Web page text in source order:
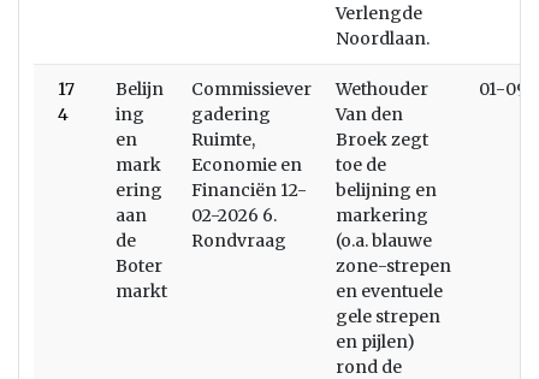
Verlengde
Noordlaan.
17
4
Belijn
ing
en
mark
ering
aan
de
Boter
markt
Commissiever
gadering
Ruimte,
Economie en
Financiën 12-
02-2026 6.
Rondvraag
Wethouder
Van den
Broek zegt
toe de
belijning en
markering
(o.a. blauwe
zone-strepen
en eventuele
gele strepen
en pijlen)
rond de
01-09-